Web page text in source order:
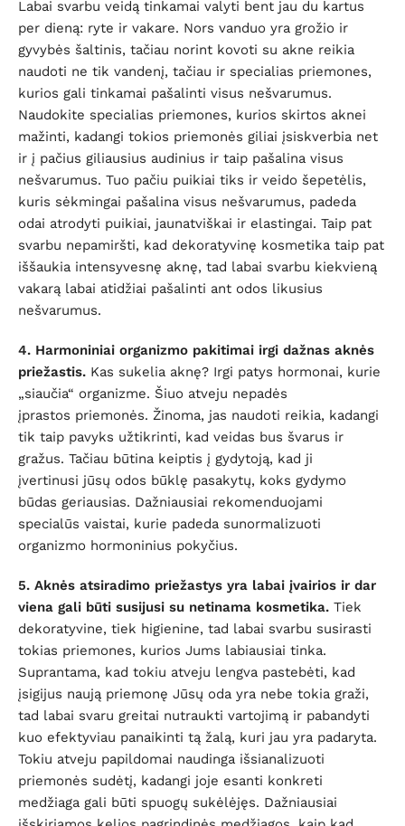
Labai svarbu veidą tinkamai valyti bent jau du kartus
per dieną: ryte ir vakare. Nors vanduo yra grožio ir
gyvybės šaltinis, tačiau norint kovoti su akne reikia
naudoti ne tik vandenį, tačiau ir specialias priemones,
kurios gali tinkamai pašalinti visus nešvarumus.
Naudokite specialias priemones, kurios skirtos aknei
mažinti, kadangi tokios priemonės giliai įsiskverbia net
ir į pačius giliausius audinius ir taip pašalina visus
nešvarumus. Tuo pačiu puikiai tiks ir veido šepetėlis,
kuris sėkmingai pašalina visus nešvarumus, padeda
odai atrodyti puikiai, jaunatviškai ir elastingai. Taip pat
svarbu nepamiršti, kad dekoratyvinę kosmetika taip pat
iššaukia intensyvesnę aknę, tad labai svarbu kiekvieną
vakarą labai atidžiai pašalinti ant odos likusius
nešvarumus.
4. Harmoniniai organizmo pakitimai irgi dažnas aknės
priežastis. Kas sukelia aknę? Irgi patys hormonai, kurie
„siaučia“ organizme. Šiuo atveju nepadės
įprastos priemonės. Žinoma, jas naudoti reikia, kadangi
tik taip pavyks užtikrinti, kad veidas bus švarus ir
gražus. Tačiau būtina keiptis į gydytoją, kad ji
įvertinusi jūsų odos būklę pasakytų, koks gydymo
būdas geriausias. Dažniausiai rekomenduojami
specialūs vaistai, kurie padeda sunormalizuoti
organizmo hormoninius pokyčius.
5. Aknės atsiradimo priežastys yra labai įvairios ir dar
viena gali būti susijusi su netinama kosmetika. Tiek
dekoratyvine, tiek higienine, tad labai svarbu susirasti
tokias priemones, kurios Jums labiausiai tinka.
Suprantama, kad tokiu atveju lengva pastebėti, kad
įsigijus naują priemonę Jūsų oda yra nebe tokia graži,
tad labai svaru greitai nutraukti vartojimą ir pabandyti
kuo efektyviau panaikinti tą žalą, kuri jau yra padaryta.
Tokiu atveju papildomai naudinga išsianalizuoti
priemonės sudėtį, kadangi joje esanti konkreti
medžiaga gali būti spuogų sukėlėjęs. Dažniausiai